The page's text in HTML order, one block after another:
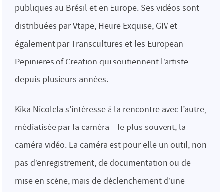
publiques au Brésil et en Europe. Ses vidéos sont
distribuées par Vtape, Heure Exquise, GIV et
également par Transcultures et les European
Pepinieres of Creation qui soutiennent l’artiste
depuis plusieurs années.
Kika Nicolela s’intéresse à la rencontre avec l’autre,
médiatisée par la caméra – le plus souvent, la
caméra vidéo. La caméra est pour elle un outil, non
pas d’enregistrement, de documentation ou de
mise en scène, mais de déclenchement d’une